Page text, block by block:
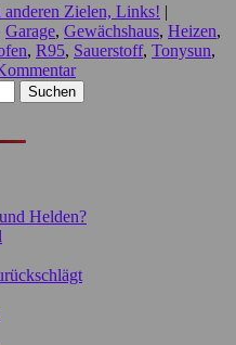
anderen Zielen, Links! |
Garage, Gewächshaus, Heizen,
, R95, Sauerstoff, Tonysun,
Helden?